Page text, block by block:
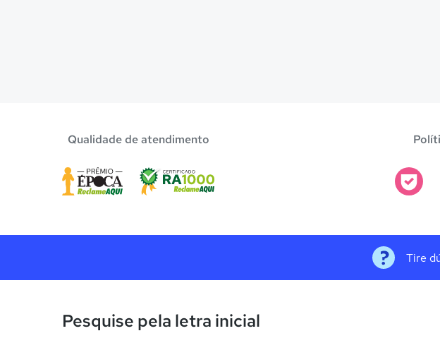
Qualidade de atendimento
Tire
Pesquise pela letra inicial